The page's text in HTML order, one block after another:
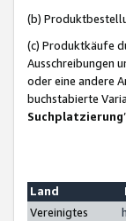
(b)
(c) Produktkäufe
Ausschreibungen
oder eine andere
buchstabierte
Suchplatzierung
Land
Vereinigtes